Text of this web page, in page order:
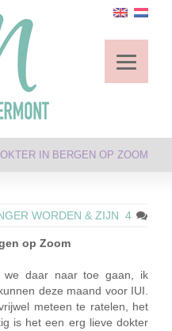
IN BERGEN OP ZOOM
WORDEN & ZIJN 4
op Zoom
we daar naar toe gaan, ik
deze maand voor IUI.
meteen te ratelen, het
is het een erg lieve dokter